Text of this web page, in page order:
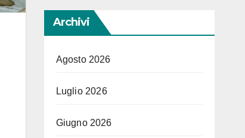
Archivi
Agosto 2026
Luglio 2026
Giugno 2026